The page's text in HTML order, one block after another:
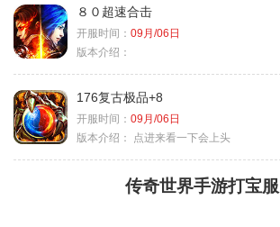
８０超速合击
开服时间： 09月/06日
版本介绍：
176复古极品+8
开服时间： 09月/06日
版本介绍：
点进来看一下会上头
传奇世界手游打宝服